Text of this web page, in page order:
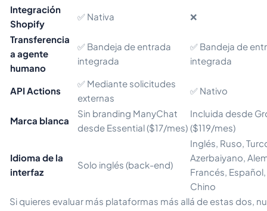
Integración
Shopify
✅ Nativa
❌
Transferencia
a agente
humano
✅ Bandeja de entrada
integrada
✅ Bandeja de
integrada
API Actions
✅ Mediante solicitudes
externas
✅ Nativo
Marca blanca
Sin branding ManyChat
desde Essential ($17/mes)
Incluida desde
($119/mes)
Idioma de la
interfaz
Solo inglés (back-end)
Inglés, Ruso,
Azerbaiyano,
Francés, Español,
Chino
Si quieres evaluar más plataformas más allá de estas dos,